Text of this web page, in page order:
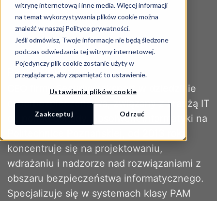
witrynę internetową i inne media. Więcej informacji
na temat wykorzystywania plików cookie można
znaleźć w naszej Polityce prywatności.
Jeśli odmówisz, Twoje informacje nie będą śledzone
podczas odwiedzania tej witryny internetowej.
Pojedynczy plik cookie zostanie użyty w
przeglądarce, aby zapamiętać to ustawienie.
Ustawienia plików cookie
Zaakceptuj Odrzuć
Paweł Chudziński
CEO firmy Securivy, ekspert w dziedzinie
cyberbezpieczeństwa, związany z branżą IT
od ponad dekady. Absolwent informatyki na
koncentruje się na projektowaniu,
wdrażaniu i nadzorze nad rozwiązaniami z
obszaru bezpieczeństwa informatycznego.
Specjalizuje się w systemach klasy PAM